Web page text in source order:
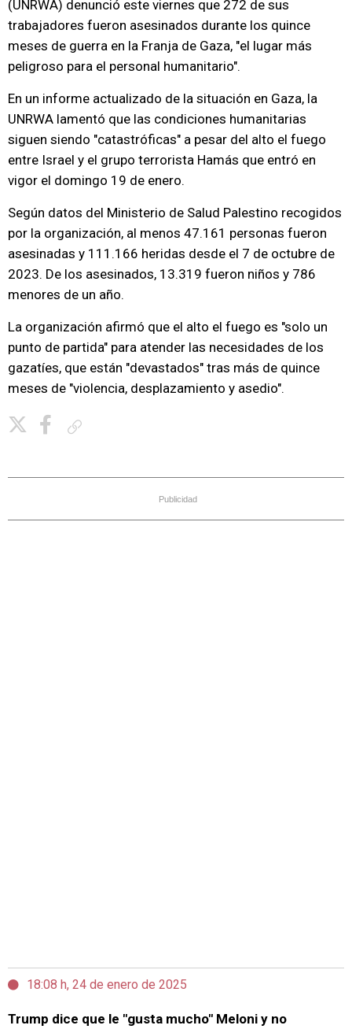
(UNRWA) denunció este viernes que 272 de sus
trabajadores fueron asesinados durante los quince
meses de guerra en la Franja de Gaza, "el lugar más
peligroso para el personal humanitario".
En un informe actualizado de la situación en Gaza, la
UNRWA lamentó que las condiciones humanitarias
siguen siendo "catastróficas" a pesar del alto el fuego
entre Israel y el grupo terrorista Hamás que entró en
vigor el domingo 19 de enero.
Según datos del Ministerio de Salud Palestino recogidos
por la organización, al menos 47.161 personas fueron
asesinadas y 111.166 heridas desde el 7 de octubre de
2023. De los asesinados, 13.319 fueron niños y 786
menores de un año.
La organización afirmó que el alto el fuego es "solo un
punto de partida" para atender las necesidades de los
gazatíes, que están "devastados" tras más de quince
meses de "violencia, desplazamiento y asedio".
Publicidad
18:08 h, 24 de enero de 2025
Trump dice que le "gusta mucho" Meloni y no